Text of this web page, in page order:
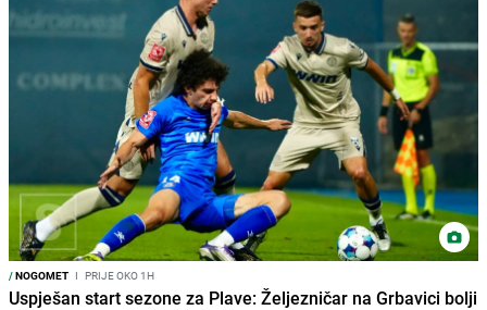
/NOGOMET I PRIJE OKO 1H
Uspješan start sezone za Plave: Željezničar na Grbavici bolji